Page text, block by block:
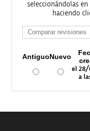
seleccionándolas
haciendo
AntiguoNuevo
el
a